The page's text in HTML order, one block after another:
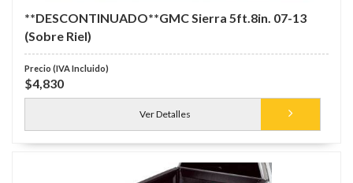
**DESCONTINUADO**GMC Sierra 5ft.8in. 07-13
(Sobre Riel)
$4,830
Ver Detalles